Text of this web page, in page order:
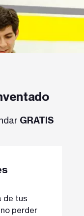
GRATIS
de tus
perder